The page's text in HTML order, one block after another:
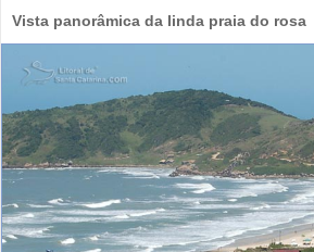
Vista panorâmica da linda praia do rosa